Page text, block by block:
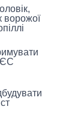
ворожої
ЄС